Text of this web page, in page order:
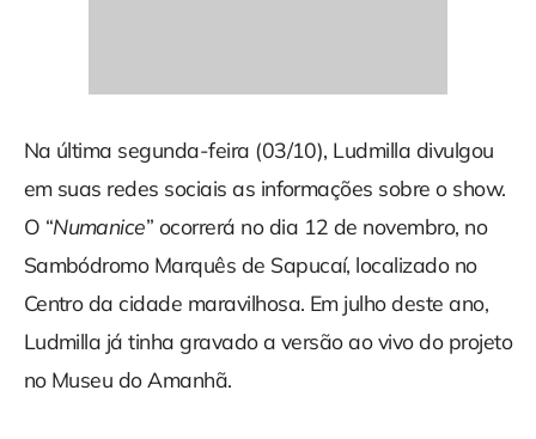
Na última segunda-feira (03/10), Ludmilla divulgou
em suas redes sociais as informações sobre o show.
O “Numanice” ocorrerá no dia 12 de novembro, no
Sambódromo Marquês de Sapucaí, localizado no
Centro da cidade maravilhosa. Em julho deste ano,
Ludmilla já tinha gravado a versão ao vivo do projeto
no Museu do Amanhã.